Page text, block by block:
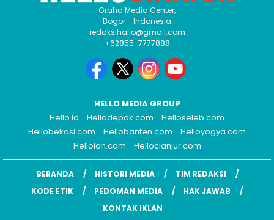
Graha Media Center,
Bogor - Indonesia
redaksihallo@gmail.com
+62855-7777888
HELLO MEDIA GROUP
Hello.id
Hellodepok.com
Helloseleb.com
Hellobekasi.com
Hellobanten.com
Helloyogya.com
Helloidn.com
Hellocianjur.com
BERANDA HISTORI MEDIA
TIM REDAKSI
KODE ETIK
PEDOMAN MEDIA
HAK JAWAB
KONTAK IKLAN